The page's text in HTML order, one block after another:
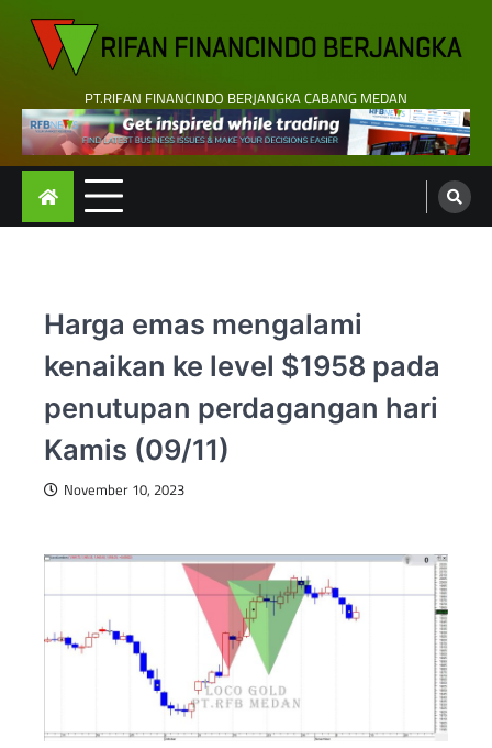
content
PT.RIFAN FINANCINDO BERJANGKA CABANG MEDAN
Harga emas mengalami
kenaikan ke level $1958 pada
penutupan perdagangan hari
Kamis (09/11)
November 10, 2023